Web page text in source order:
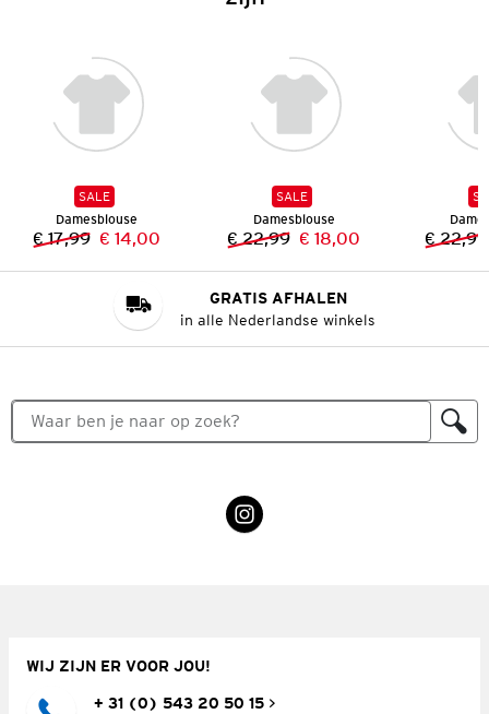
SALE
Damesblouse
Vorige prijs:
€ 17,99 Nieuwe prijs:
€ 14,00
SALE
Damesblouse
Vorige prijs:
€ 22,99 Nieuwe prijs:
€ 18,00 € 22,99
GRATIS AFHALEN
in alle Nederlandse winkels
WIJ ZIJN ER VOOR JOU!
+ 31 (0) 543 20 50 15